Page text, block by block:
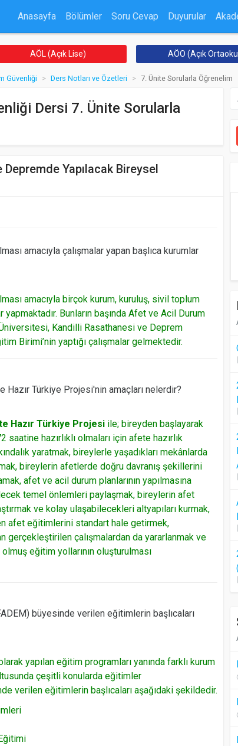
Anasayfa Bölümler Soru Cevap Duyurular
AÖL (Açık Lise) AÖO (Açık
Güvenliği Ders Notları ve Özetleri 7. Ünite Sorularla Öğrenelim
Dersi 7. Ünite Sorularla
Depremde Yapılacak Bireysel
amacıyla çalışmalar yapan başlıca kurumlar
amacıyla birçok kurum, kuruluş, sivil toplum
Bunların başında Afet ve Acil Durum
Kandilli Rasathanesi ve Deprem
Birimi’nin yaptığı çalışmalar gelmektedir.
Türkiye Projesi'nin amaçları nelerdir?
Hazır Türkiye Projesi ile; bireyden başlayarak
hazırlıklı olmaları için afete hazırlık
yaratmak, bireylerle yaşadıkları mekânlarda
bireylerin afetlerde doğru davranış şekillerini
afet ve acil durum planlarının yapılmasına
temel önlemleri paylaşmak, bireylerin afet
ve kolay ulaşabilecekleri altyapıları kurmak,
afet eğitimlerini standart hale getirmek,
gerçekleştirilen çalışmalardan da yararlanmak ve
eğitim yollarının oluşturulması
büyesinde verilen eğitimlerin başlıcaları
yapılan eğitim programları yanında farklı kurum
çeşitli konularda eğitimler
verilen eğitimlerin başlıcaları aşağıdaki şekildedir.